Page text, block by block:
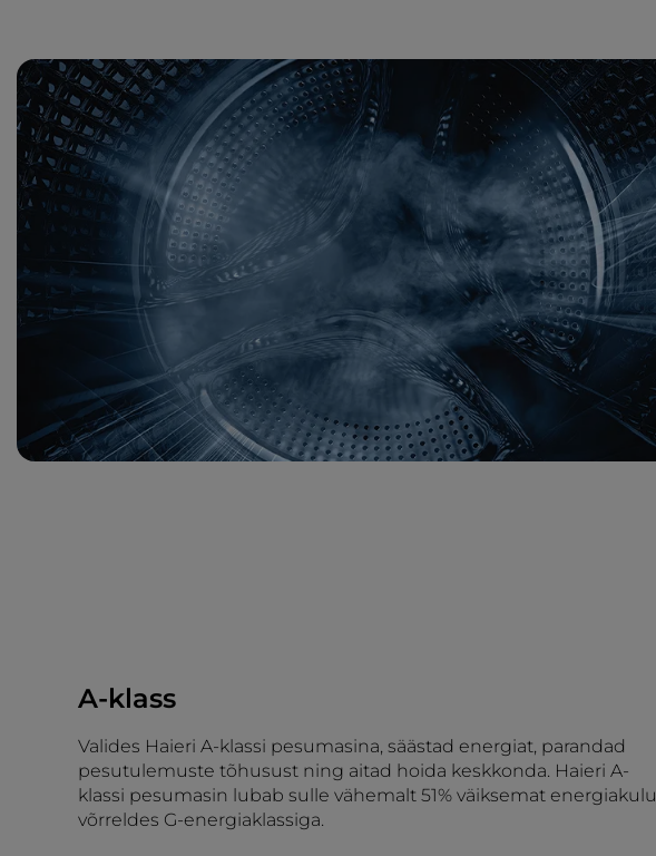
A-klass
Valides Haieri A-klassi pesumasina, säästad energiat, parandad
pesutulemuste tõhusust ning aitad hoida keskkonda. Haieri A-
klassi pesumasin lubab sulle vähemalt 51% väiksemat energiakulu
võrreldes G-energiaklassiga.